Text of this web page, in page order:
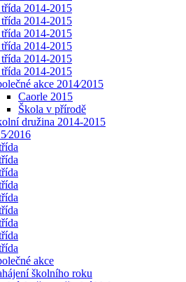
2014-2015
třída 2014-2015
2014-2015
třída 2014-2015
2014-2015
2014-2015
akce 2014⁄2015
Caorle 2015
Škola v přírodě
družina 2014-2015
akce
školního roku